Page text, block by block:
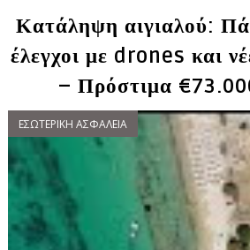
Κατάληψη αιγιαλού:
έλεγχοι με drones και
– Πρόστιμα
ΕΣΩΤΕΡΙΚΗ ΑΣΦΑΛΕΙΑ